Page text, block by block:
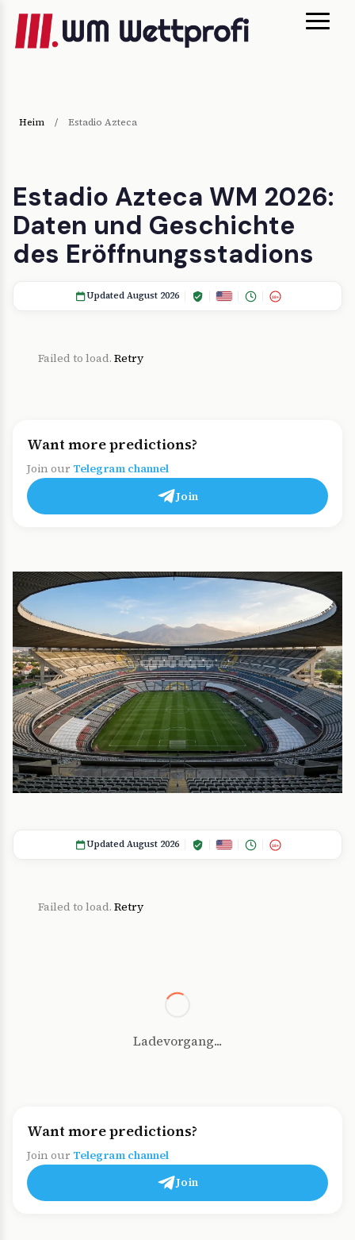
Heim / Estadio Azteca
Estadio Azteca WM 2026:
Daten und Geschichte
des Eröffnungsstadions
Updated August 2026 18+
Failed to load. Retry
Want more predictions?
Join our Telegram channel
Join
Updated August 2026 18+
Failed to load. Retry
Ladevorgang...
Want more predictions?
Join our Telegram channel
Join